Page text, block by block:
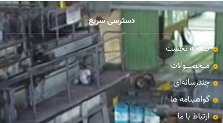
دسترسی سریع
صفحه نخست
مـــحصـــــولات
چندرسانه‌ای
گواهینامه ها
ارتباط با ما